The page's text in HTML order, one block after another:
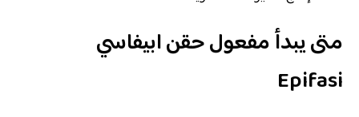
متى يبدأ مفعول حقن ابيفاسي
Epifasi